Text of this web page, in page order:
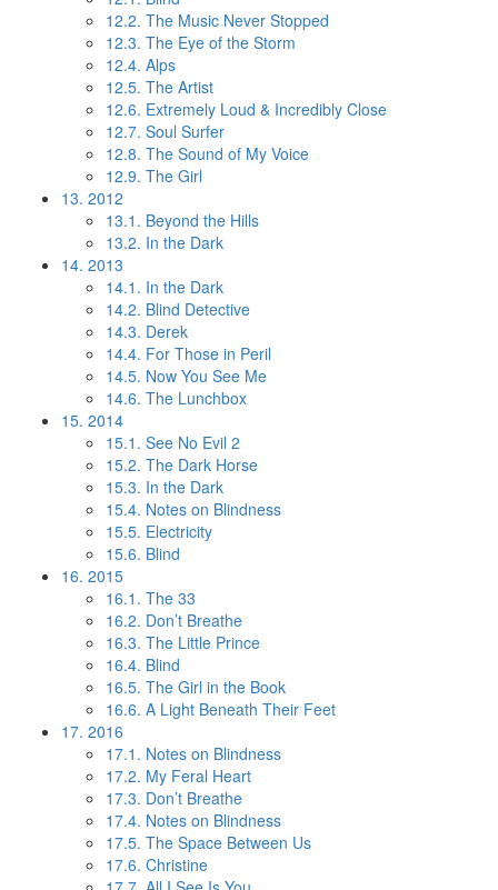
12.2. The Music Never Stopped
12.3. The Eye of the Storm
12.4. Alps
12.5. The Artist
12.6. Extremely Loud & Incredibly Close
12.7. Soul Surfer
12.8. The Sound of My Voice
12.9. The Girl
13. 2012
13.1. Beyond the Hills
13.2. In the Dark
14. 2013
14.1. In the Dark
14.2. Blind Detective
14.3. Derek
14.4. For Those in Peril
14.5. Now You See Me
14.6. The Lunchbox
15. 2014
15.1. See No Evil 2
15.2. The Dark Horse
15.3. In the Dark
15.4. Notes on Blindness
15.5. Electricity
15.6. Blind
16. 2015
16.1. The 33
16.2. Don’t Breathe
16.3. The Little Prince
16.4. Blind
16.5. The Girl in the Book
16.6. A Light Beneath Their Feet
17. 2016
17.1. Notes on Blindness
17.2. My Feral Heart
17.3. Don’t Breathe
17.4. Notes on Blindness
17.5. The Space Between Us
17.6. Christine